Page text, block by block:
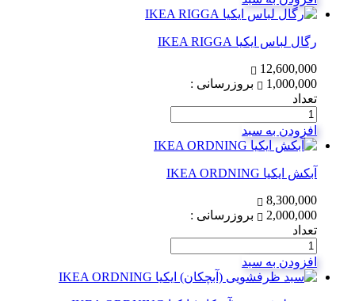
رگال لباس ایکیا IKEA RIGGA
12,600,000
1,000,000
بروزرسانی :
تعداد
افزودن به سبد
آبکش ایکیا IKEA ORDNING
8,300,000
2,000,000
بروزرسانی :
تعداد
افزودن به سبد